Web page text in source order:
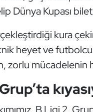
Dünya Kupası
kura
heyet ve
zorlu mücadelenin